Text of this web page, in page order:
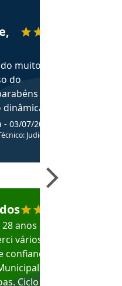
muito no
do
pelas
e
a entender
03/07/2025
Judiciário (Edital
recomenda o Aprova
anos e
vários
na
de
Ciclo